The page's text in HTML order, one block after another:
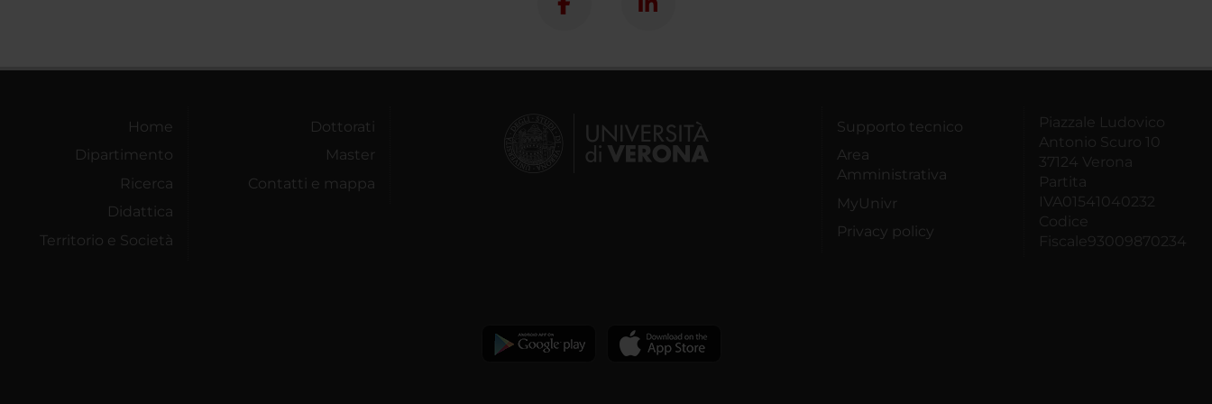
Home
Dipartimento
Ricerca
Didattica
Territorio e Società
Dottorati
Master
Contatti e mappa
Supporto tecnico
Area
Amministrativa
MyUnivr
Privacy policy
Piazzale Ludovico
Antonio Scuro 10
37124 Verona
Partita
IVA01541040232
Codice
Fiscale93009870234